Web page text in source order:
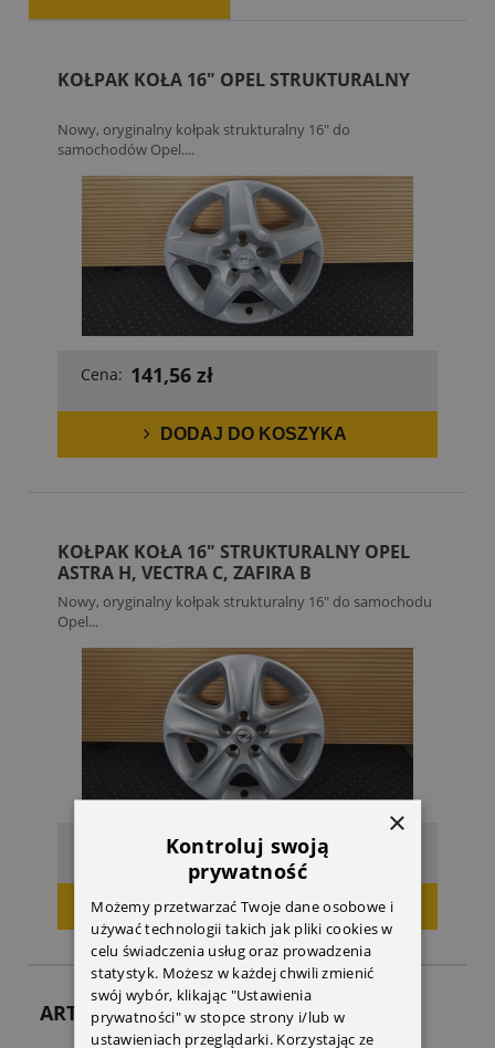
KOŁPAK KOŁA 16" OPEL STRUKTURALNY
Nowy, oryginalny kołpak strukturalny 16" do
samochodów Opel....
Cena: 141,56 zł
DODAJ DO KOSZYKA
KOŁPAK KOŁA 16" STRUKTURALNY OPEL
ASTRA H, VECTRA C, ZAFIRA B
Nowy, oryginalny kołpak strukturalny 16" do samochodu
Opel...
91,43 zł
DODAJ DO KOSZYKA
ARTYKUŁY
×
Kontroluj swoją
prywatność
Możemy przetwarzać Twoje dane osobowe i
używać technologii takich jak pliki cookies w
celu świadczenia usług oraz prowadzenia
statystyk. Możesz w każdej chwili zmienić
swój wybór, klikając "Ustawienia
prywatności" w stopce strony i/lub w
ustawieniach przeglądarki. Korzystając ze